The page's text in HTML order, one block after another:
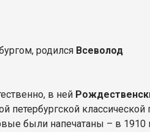
родился Всеволод
в ней
классической
были напечатаны – в 1910